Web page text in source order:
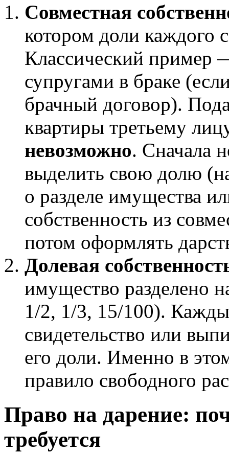
Совместная
котором доли каждого
Классический пример
супругами в браке
брачный договор).
квартиры третьему
невозможно. Сначала
выделить свою долю
о разделе имущества
собственность из
потом оформлять
Долевая
имущество разделено
1/2, 1/3, 15/100).
свидетельство или
его доли. Именно в
правило свободного
Право на дарение:
требуется